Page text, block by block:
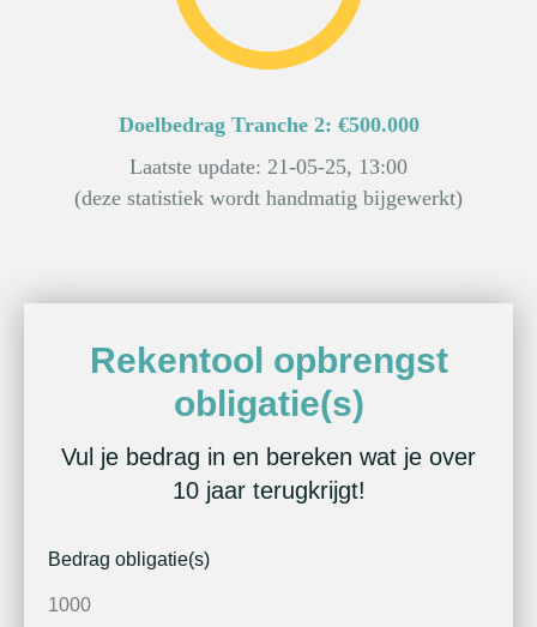
Doelbedrag Tranche 2: €500.000
Laatste update: 21-05-25, 13:00
(deze statistiek wordt handmatig bijgewerkt)
Rekentool opbrengst
obligatie(s)
Vul je bedrag in en bereken wat je over
10 jaar terugkrijgt!
Bedrag obligatie(s)